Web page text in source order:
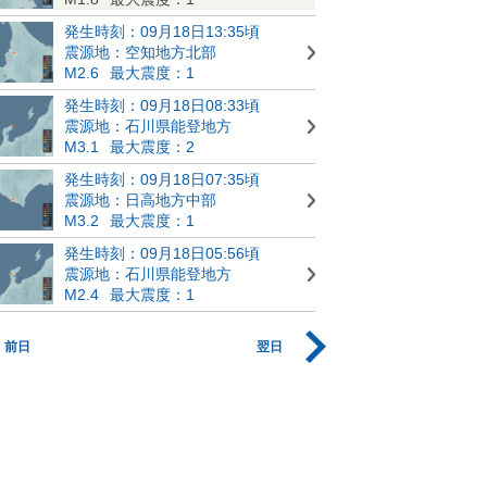
発生時刻：09月18日13:35頃
震源地：空知地方北部
M2.6
最大震度：1
発生時刻：09月18日08:33頃
震源地：石川県能登地方
M3.1
最大震度：2
発生時刻：09月18日07:35頃
震源地：日高地方中部
M3.2
最大震度：1
発生時刻：09月18日05:56頃
震源地：石川県能登地方
M2.4
最大震度：1
前日 翌日